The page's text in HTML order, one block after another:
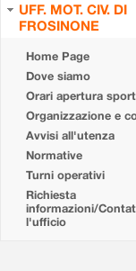
UFF. MOT. CIV. DI
FROSINONE
Home Page
Dove siamo
Orari apertura
Organizzazione e
Avvisi all'utenza
Normative
Turni operativi
Richiesta
informazioni/
l'ufficio